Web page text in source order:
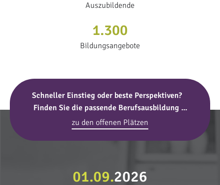
Auszubildende
1.300
Bildungsangebote
Schneller Einstieg oder beste Perspektiven?
Finden Sie die passende Berufsausbildung ...
zu den offenen Plätzen
01.09.2026